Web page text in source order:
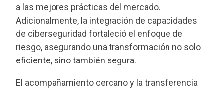
a las mejores prácticas del mercado.
Adicionalmente, la integración de capacidades
de ciberseguridad fortaleció el enfoque de
riesgo, asegurando una transformación no solo
eficiente, sino también segura.
El acompañamiento cercano y la transferencia